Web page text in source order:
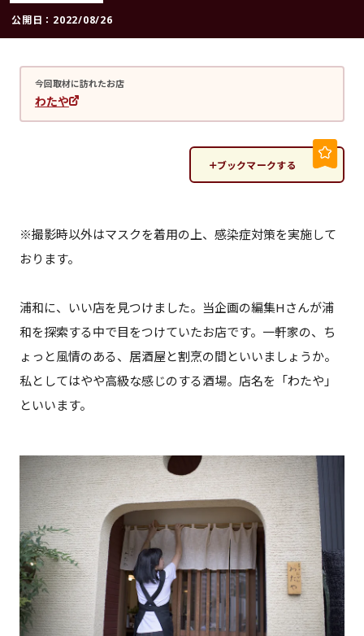
公開日： 2022/08/26
今回取材に訪れたお店
わたや
ブックマークする
※撮影時以外はマスクを着用の上、感染症対策を実施して
おります。
浦和に、いい店を見つけました。当企画の編集Hさんが浦
和を探索する中で目をつけていたお店です。一軒家の、ち
ょっと風情のある、居酒屋と割烹の間といいましょうか。
私としてはやや高級な感じのする酒場。店名を「わたや」
といいます。